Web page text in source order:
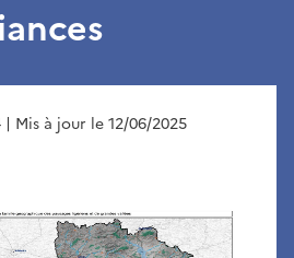
| Mis à jour le 12/06/2025